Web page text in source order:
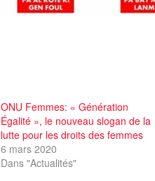
ONU Femmes: « Génération
Égalité », le nouveau slogan de la
lutte pour les droits des femmes
6 mars 2020
Dans "Actualités"